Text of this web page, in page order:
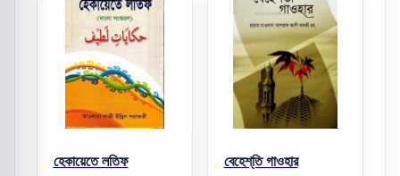
হেকায়েতে লতিফ বেহেশ্‌তি গাওহার